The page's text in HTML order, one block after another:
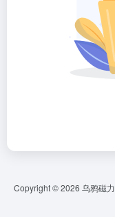
Copyright © 2026 乌鸦磁力